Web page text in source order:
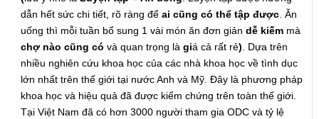
dẫn hết sức chi tiết, rõ ràng để ai cũng có thể tập được . Ăn
uống thì mỗi tuần bổ sung 1 vài món ăn đơn giảndễ kiếm mà
chợ nào cũng có và quan trọng làgiá cả rất rẻ) . Dựa trên
nhiều nghiên cứu khoa học của các nhà khoa học về tình dục
lớn nhất trên thế giới tại nước Anh và Mỹ. Đây là phương pháp
khoa học và hiệu quả đã được kiểm chứng trên toàn thế giới.
Tại Việt Nam đã có hơn 3000 người tham gia ODC và tỷ lệ